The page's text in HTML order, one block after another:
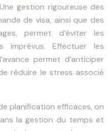
gestion rigoureuse des
de visa, ainsi que des
permet d’éviter les
imprévus. Effectuer les
permet d’anticiper
réduire le stress associé
planification efficaces, on
la gestion du temps et